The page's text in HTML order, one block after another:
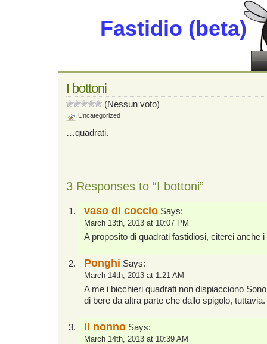
Fastidio (beta)
I bottoni
(Nessun voto)
Uncategorized
…quadrati.
3 Responses to “I bottoni”
vaso di coccio Says:
March 13th, 2013 at 10:07 PM
A proposito di quadrati fastidiosi, citerei anche
Ponghi Says:
March 14th, 2013 at 1:21 AM
A me i bicchieri quadrati non dispiacciono
di bere da altra parte che dallo spigolo, tuttavia.
il nonno Says:
March 14th, 2013 at 10:39 AM